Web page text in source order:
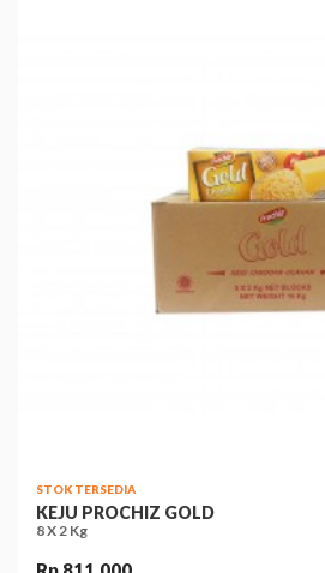
STOK TERSEDIA
KEJU PROCHIZ GOLD
8 X 2 Kg